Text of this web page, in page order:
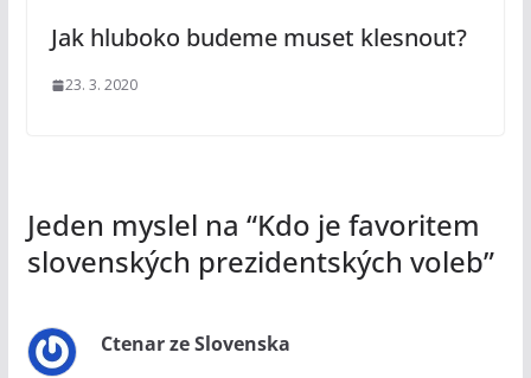
Jak hluboko budeme muset klesnout?
23. 3. 2020
Jeden myslel na “Kdo je favoritem
slovenských prezidentských voleb”
Ctenar ze Slovenska